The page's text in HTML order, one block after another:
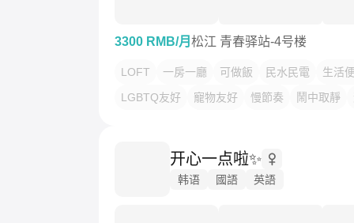
3300 RMB/月 松江 青春驿站-4号楼
LOFT 一房一廳 可做飯 民水民電
生活
LGBTQ友好
寵物友好 慢節奏 鬧中取靜
开心一点啦✨️
韩语 國語 英語